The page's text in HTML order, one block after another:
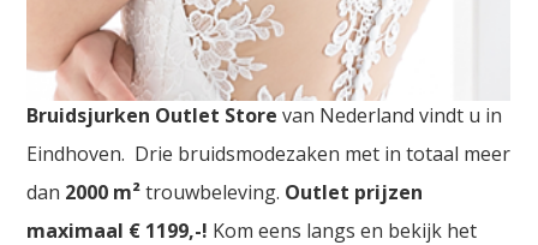
Bruidsjurken Outlet Verviers
Bruidsjurken Outlet Verviers. De
grootste
Bruidsjurken Outlet Store van Nederland vindt u in
Eindhoven. Drie bruidsmodezaken met in totaal meer
dan 2000 m²trouwbeleving. Outlet prijzen
maximaal € 1199,-! Kom eens langs en bekijk het